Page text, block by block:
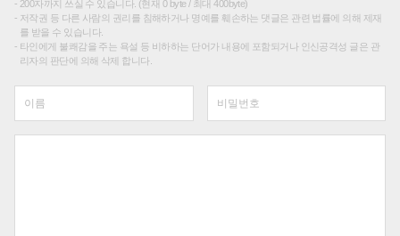
200자까지 쓰실 수 있습니다. (현재 0 byte / 최대 400byte)
저작권 등 다른 사람의 권리를 침해하거나 명예를 훼손하는 댓글은 관련 법률에 의해 제재
를 받을 수 있습니다.
타인에게 불쾌감을 주는 욕설 등 비하하는 단어가 내용에 포함되거나 인신공격성 글은 관
리자의 판단에 의해 삭제 합니다.